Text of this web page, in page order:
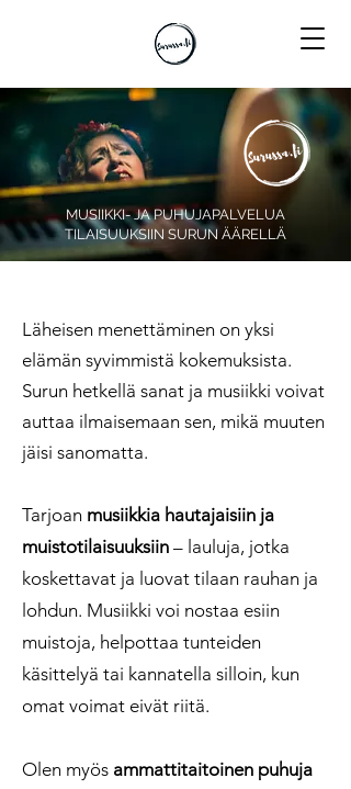
MUSIIKKI- JA PUHUJAPALVELUA
TILAISUUKSIIN SURUN ÄÄRELLÄ
Läheisen menettäminen on yksi
elämän syvimmistä kokemuksista.
Surun hetkellä sanat ja musiikki voivat
auttaa ilmaisemaan sen, mikä muuten
jäisi sanomatta.
Tarjoan musiikkia hautajaisiin ja
muistotilaisuuksiin – lauluja, jotka
koskettavat ja luovat tilaan rauhan ja
lohdun. Musiikki voi nostaa esiin
muistoja, helpottaa tunteiden
käsittelyä tai kannatella silloin, kun
omat voimat eivät riitä.
Olen myös ammattitaitoinen puhuja